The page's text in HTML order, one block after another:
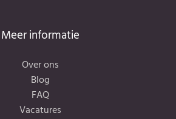
Meer informatie
Over ons
Blog
FAQ
Vacatures